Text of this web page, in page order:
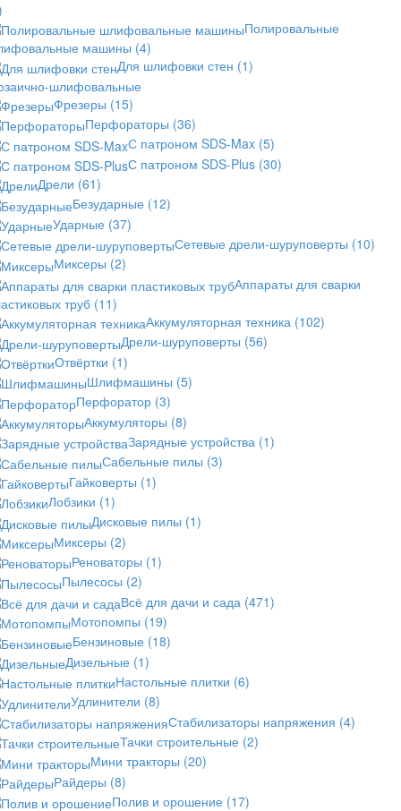
Полировальные
машины (4)
Для шлифовки стен (1)
шлифовальные
Фрезеры (15)
Перфораторы (36)
С патроном SDS-Max (5)
С патроном SDS-Plus (30)
Дрели (61)
Безударные (12)
Ударные (37)
Сетевые дрели-шуруповерты (10)
Миксеры (2)
Аппараты для сварки
труб (11)
Аккумуляторная техника (102)
Дрели-шуруповерты (56)
Отвёртки (1)
Шлифмашины (5)
Перфоратор (3)
Аккумуляторы (8)
Зарядные устройства (1)
Сабельные пилы (3)
Гайковерты (1)
Лобзики (1)
Дисковые пилы (1)
Миксеры (2)
Реноваторы (1)
Пылесосы (2)
Всё для дачи и сада (471)
Мотопомпы (19)
Бензиновые (18)
Дизельные (1)
Настольные плитки (6)
Удлинители (8)
Стабилизаторы напряжения (4)
Тачки строительные (2)
Мини тракторы (20)
Райдеры (8)
Полив и орошение (17)